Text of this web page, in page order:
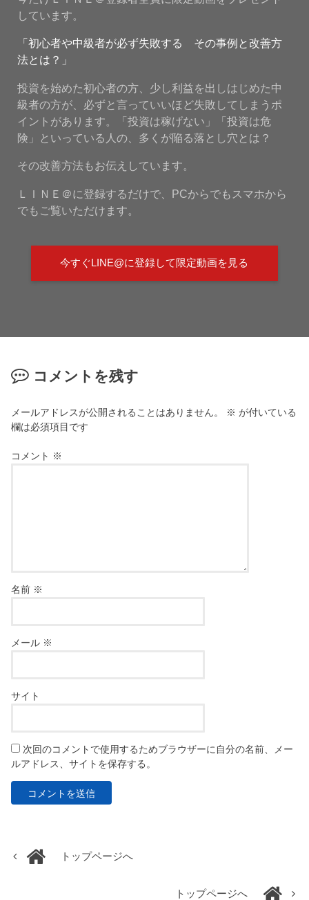
しています。
「初心者や中級者が必ず失敗する その事例と改善方
法とは？」
投資を始めた初心者の方、少し利益を出しはじめた中
級者の方が、必ずと言っていいほど失敗してしまうポ
イントがあります。「投資は稼げない」「投資は危
険」といっている人の、多くが陥る落とし穴とは？
その改善方法もお伝えしています。
ＬＩＮＥ＠に登録するだけで、PCからでもスマホから
でもご覧いただけます。
今すぐLINE@に登録して限定動画を見る
コメントを残す
メールアドレスが公開されることはありません。 ※ が付いている
欄は必須項目です
コメント ※
名前 ※
メール ※
サイト
次回のコメントで使用するためブラウザーに自分の名前、メー
ルアドレス、サイトを保存する。
トップページへ
トップページへ